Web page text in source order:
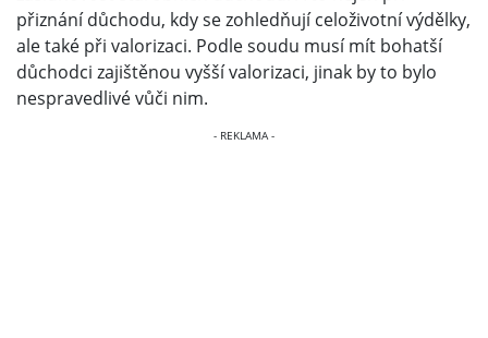
přiznání důchodu, kdy se zohledňují celoživotní výdělky,
ale také při valorizaci. Podle soudu musí mít bohatší
důchodci zajištěnou vyšší valorizaci, jinak by to bylo
nespravedlivé vůči nim.